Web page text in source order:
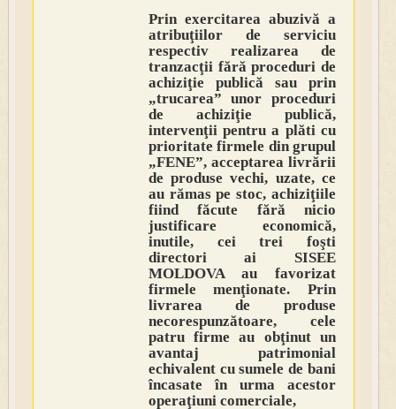
Prin exercitarea abuzivă a
atribuţiilor de serviciu
respectiv realizarea de
tranzacţii fără proceduri de
achiziţie publică sau prin
„trucarea” unor proceduri
de achiziţie publică,
intervenţii pentru a plăti cu
prioritate firmele din grupul
„FENE”, acceptarea livrării
de produse vechi, uzate, ce
au rămas pe stoc, achiziţiile
fiind făcute fără nicio
justificare economică,
inutile, cei trei foşti
directori ai SISEE
MOLDOVA au favorizat
firmele menţionate. Prin
livrarea de produse
necorespunzătoare, cele
patru firme au obţinut un
avantaj patrimonial
echivalent cu sumele de bani
încasate în urma acestor
operaţiuni comerciale,